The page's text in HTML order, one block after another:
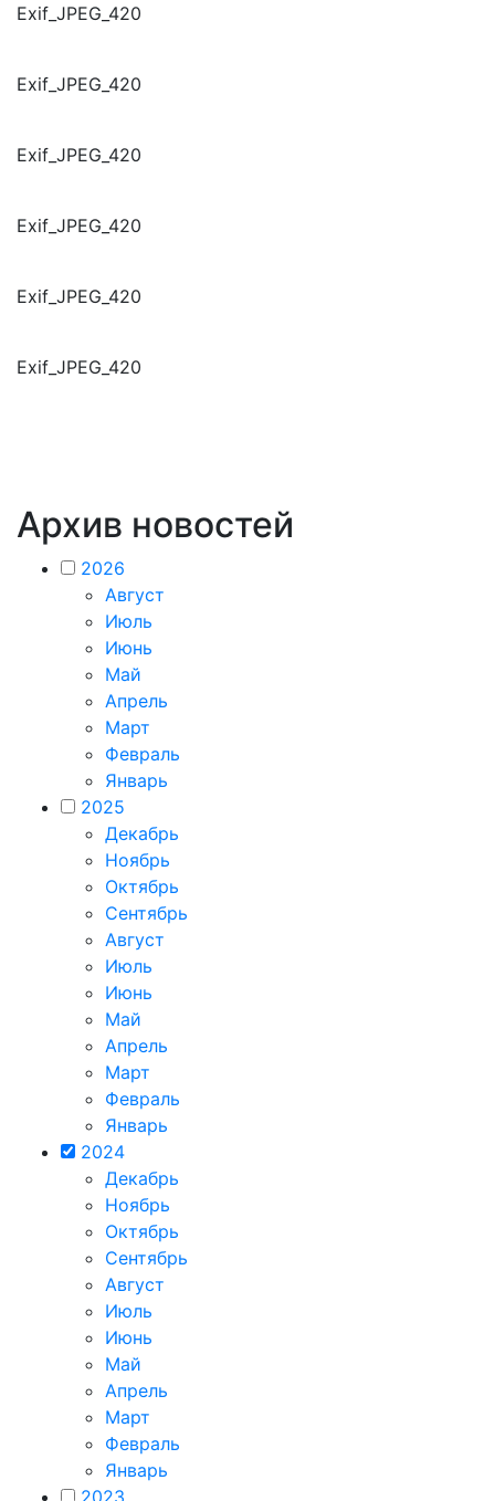
Exif_JPEG_420
Exif_JPEG_420
Exif_JPEG_420
Exif_JPEG_420
Exif_JPEG_420
Exif_JPEG_420
Архив новостей
2026
Август
Июль
Июнь
Май
Апрель
Март
Февраль
Январь
2025
Декабрь
Ноябрь
Октябрь
Сентябрь
Август
Июль
Июнь
Май
Апрель
Март
Февраль
Январь
2024
Декабрь
Ноябрь
Октябрь
Сентябрь
Август
Июль
Июнь
Май
Апрель
Март
Февраль
Январь
2023